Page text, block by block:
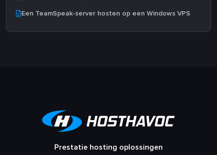
Een TeamSpeak-server hosten op een Windows VPS
Prestatie hosting oplossingen